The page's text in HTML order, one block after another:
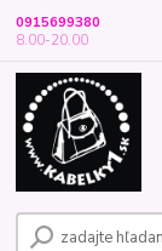
0915699380
8.00-20.00